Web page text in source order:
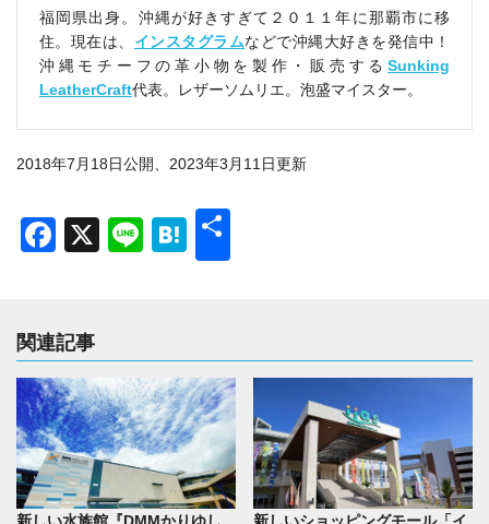
福岡県出身。沖縄が好きすぎて２０１１年に那覇市に移
住。現在は、 インスタグラムなどで沖縄大好きを発信中！
沖縄モチーフの革小物を製作・販売する Sunking
LeatherCraft代表。レザーソムリエ。泡盛マイスター。
2018年7月18日公開、2023年3月11日更新
Facebook
X LineHatena
関連記事